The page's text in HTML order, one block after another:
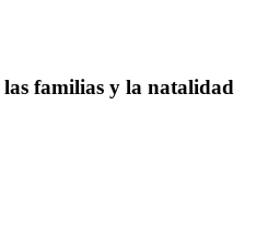
familias y la natalidad